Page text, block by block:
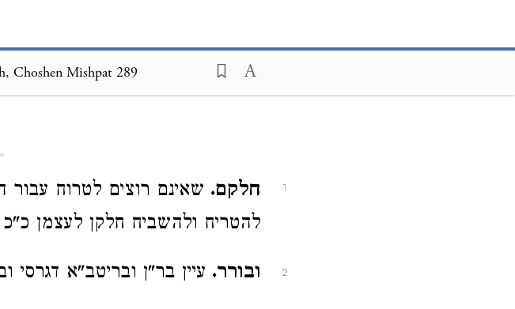
Choshen Mishpat 289
1 חלקם. שאינם רוצים לטרוח
להטריח ולהשביח חלקן לעצמן
2 ובורר. עיין בר"ן ובריטב"א